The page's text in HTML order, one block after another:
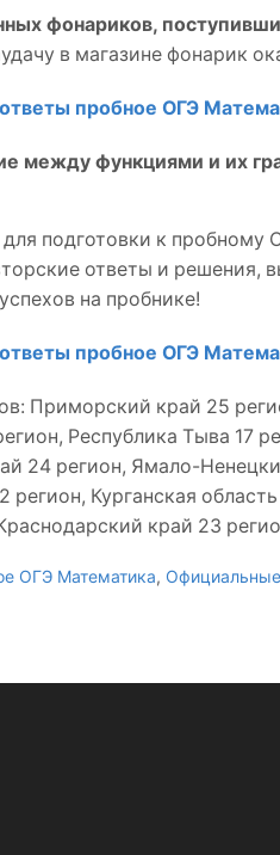
фонариков,
в магазине фонарик
пробное ОГЭ
между функциями и их
подготовки к пробному
ответы и решения,
на пробнике!
пробное ОГЭ
Приморский край 25
Республика Тыва 17
24 регион, Ямало-
Курганская
край 23
ОГЭ Математика,